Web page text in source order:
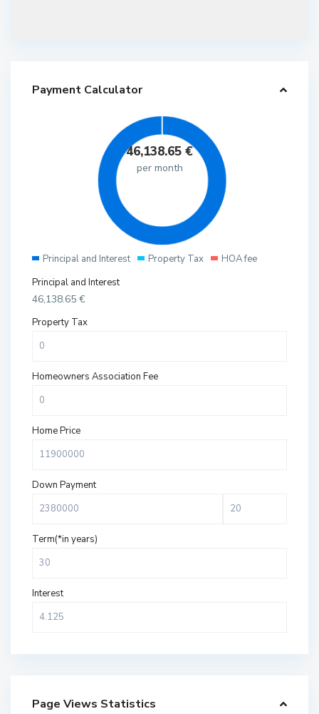
Payment Calculator
46,138.65 €
per month
Principal and Interest Property Tax
HOA fee
Principal and Interest
46,138.65 €
Property Tax
Homeowners Association Fee
Home Price
Down Payment
Term(*in years)
Interest
Page Views Statistics